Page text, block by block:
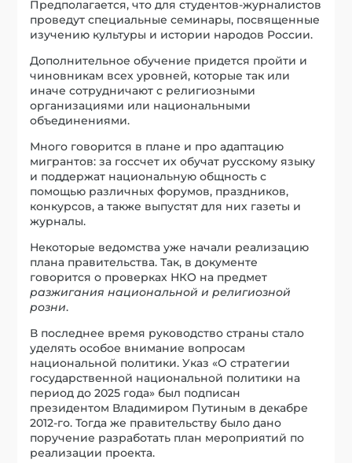
Предполагается, что для студентов-журналистов
проведут специальные семинары, посвященные
изучению культуры и истории народов России.
Дополнительное обучение придется пройти и
чиновникам всех уровней, которые так или
иначе сотрудничают с религиозными
организациями или национальными
объединениями.
Много говорится в плане и про адаптацию
мигрантов: за госсчет их обучат русскому языку
и поддержат национальную общность с
помощью различных форумов, праздников,
конкурсов, а также выпустят для них газеты и
журналы.
Некоторые ведомства уже начали реализацию
плана правительства. Так, в документе
говорится о проверках НКО на предмет
разжигания национальной и религиозной
розни.
В последнее время руководство страны стало
уделять особое внимание вопросам
национальной политики. Указ «О стратегии
государственной национальной политики на
период до 2025 года» был подписан
президентом Владимиром Путиным в декабре
2012-го. Тогда же правительству было дано
поручение разработать план мероприятий по
реализации проекта.